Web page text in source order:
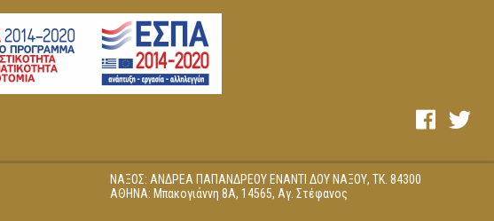
ΝΑΞΟΣ: ΑΝΔΡΕΑ ΠΑΠΑΝΔΡΕΟΥ ΕΝΑΝΤΙ ΔΟΥ ΝΑΞΟΥ, ΤΚ. 84300
ΑΘΗΝΑ: Μπακογιάννη 8Α, 14565, Αγ. Στέφανος